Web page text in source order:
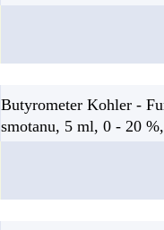
Butyrometer Kohler -
smotanu, 5 ml, 0 - 20